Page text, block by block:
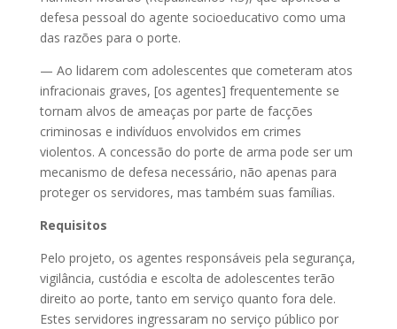
defesa pessoal do agente socioeducativo como uma
das razões para o porte.
— Ao lidarem com adolescentes que cometeram atos
infracionais graves, [os agentes] frequentemente se
tornam alvos de ameaças por parte de facções
criminosas e indivíduos envolvidos em crimes
violentos. A concessão do porte de arma pode ser um
mecanismo de defesa necessário, não apenas para
proteger os servidores, mas também suas famílias.
Requisitos
Pelo projeto, os agentes responsáveis pela segurança,
vigilância, custódia e escolta de adolescentes terão
direito ao porte, tanto em serviço quanto fora dele.
Estes servidores ingressaram no serviço público por